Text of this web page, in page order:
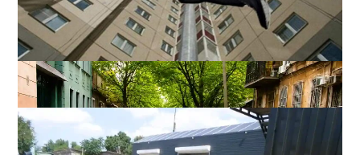
В одесском жилмассиве Радужном погиб 26-летний
мужчина: что известно
3
27-07-2026 в 13:47
ВИБОР РЕДАКЦИИ